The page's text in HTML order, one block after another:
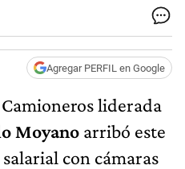
Agregar PERFIL en Google
liderada
Moyano arribó este
con cámaras